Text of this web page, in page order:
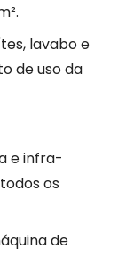
lavabo e
de uso da
e infra-
os
de